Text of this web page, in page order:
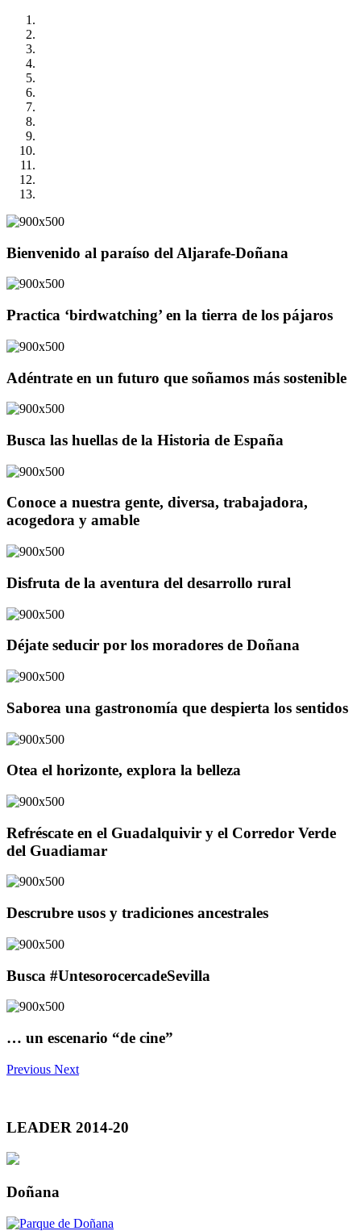
Bienvenido al paraíso del Aljarafe-Doñana
Practica ‘birdwatching’ en la tierra de los pájaros
Adéntrate en un futuro que soñamos más sostenible
Busca las huellas de la Historia de España
Conoce a nuestra gente, diversa, trabajadora,
acogedora y amable
Disfruta de la aventura del desarrollo rural
Déjate seducir por los moradores de Doñana
Saborea una gastronomía que despierta los sentidos
Otea el horizonte, explora la belleza
Refréscate en el Guadalquivir y el Corredor Verde
del Guadiamar
Descrubre usos y tradiciones ancestrales
Busca #UntesorocercadeSevilla
… un escenario “de cine”
Previous Next
LEADER 2014-20
Doñana